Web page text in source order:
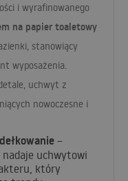
i wyrafinowanego
na papier toaletowy
stanowiący
wyposażenia.
uchwyt z
nowoczesne i
–
uchwytowi
który